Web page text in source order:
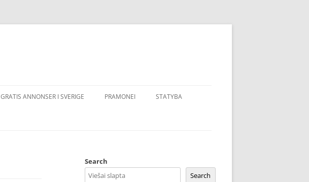
GRATIS ANNONSER I SVERIGE PRAMONEI STATYBA
Search
Search